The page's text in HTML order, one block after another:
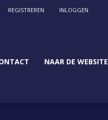
REGISTREREN INLOGGEN
NAAR DE WEBSITE